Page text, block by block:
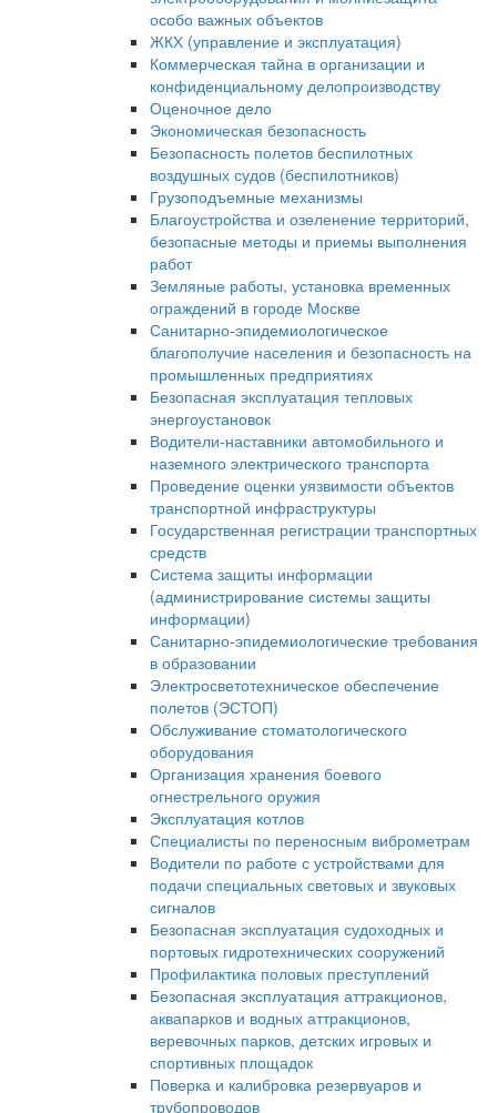
особо важных объектов
ЖКХ (управление и эксплуатация)
Коммерческая тайна в организации и
конфиденциальному делопроизводству
Оценочное дело
Экономическая безопасность
Безопасность полетов беспилотных
воздушных судов (беспилотников)
Грузоподъемные механизмы
Благоустройства и озеленение территорий,
безопасные методы и приемы выполнения
работ
Земляные работы, установка временных
ограждений в городе Москве
Санитарно-эпидемиологическое
благополучие населения и безопасность на
промышленных предприятиях
Безопасная эксплуатация тепловых
энергоустановок
Водители-наставники автомобильного и
наземного электрического транспорта
Проведение оценки уязвимости объектов
транспортной инфраструктуры
Государственная регистрации транспортных
средств
Система защиты информации
(администрирование системы защиты
информации)
Санитарно-эпидемиологические требования
в образовании
Электросветотехническое обеспечение
полетов (ЭСТОП)
Обслуживание стоматологического
оборудования
Организация хранения боевого
огнестрельного оружия
Эксплуатация котлов
Специалисты по переносным виброметрам
Водители по работе с устройствами для
подачи специальных световых и звуковых
сигналов
Безопасная эксплуатация судоходных и
портовых гидротехнических сооружений
Профилактика половых преступлений
Безопасная эксплуатация аттракционов,
аквапарков и водных аттракционов,
веревочных парков, детских игровых и
спортивных площадок
Поверка и калибровка резервуаров и
трубопроводов